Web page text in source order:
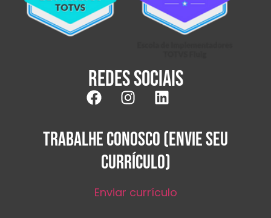
Redes sociais
TRABALHE CONOSCO (ENVIE SEU
CURRÍCULO)
Enviar currículo